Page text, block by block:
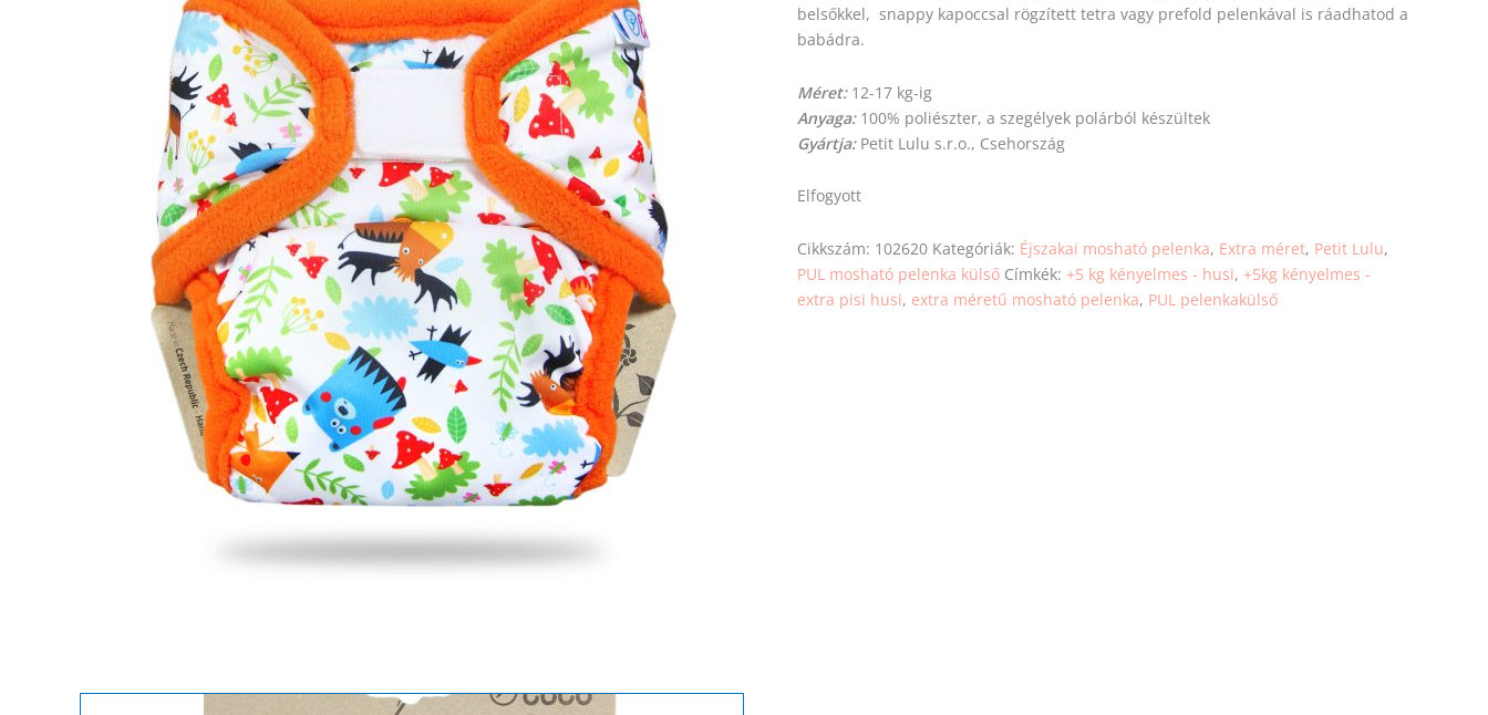
belsőkkel, snappy kapoccsal rögzített tetra vagy prefold pelenkával is ráadhatod a
babádra.
Méret:12-17 kg-ig
Anyaga: 100% poliészter, a szegélyek polárból készültek
Gyártja:Petit Lulu s.r.o., Csehország
Elfogyott
Cikkszám: 102620 Kategóriák: Éjszakai mosható pelenka, Extra méret, Petit Lulu,
PUL mosható pelenka külső Címkék: +5 kg kényelmes - husi, +5kg kényelmes -
extra pisi husi, extra méretű mosható pelenka, PUL pelenkakülső